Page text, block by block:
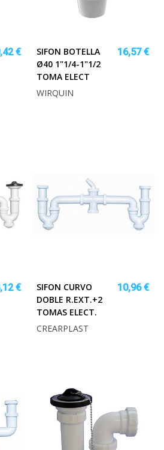
€
SIFON BOTELLA
Ø40 1"1/4-1"1/2
TOMA ELECT
16,57 €
WIRQUIN
€
SIFON CURVO
DOBLE R.EXT.+2
TOMAS ELECT.
10,96 €
CREARPLAST